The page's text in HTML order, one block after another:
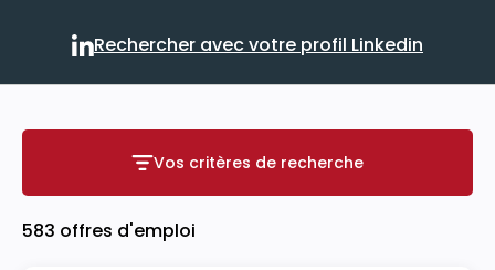
Rechercher avec votre
Rechercher avec votre profil Linkedin
Vos critères de recherche
Vos critères de recherche
583 offres d'emploi